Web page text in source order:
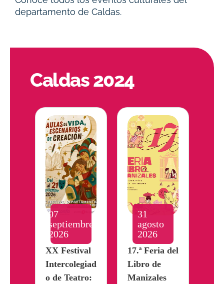
departamento de Caldas.
Caldas 2024
07
septiembre
2026
XX Festival
Intercolegiad
o de Teatro:
31
agosto
2026
17.ª Feria del
Libro de
Manizales